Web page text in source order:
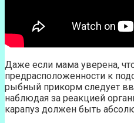
Даже если мама уверена,
предрасположенности к
рыбный прикорм следует
наблюдая за реакцией
карапуз должен быть